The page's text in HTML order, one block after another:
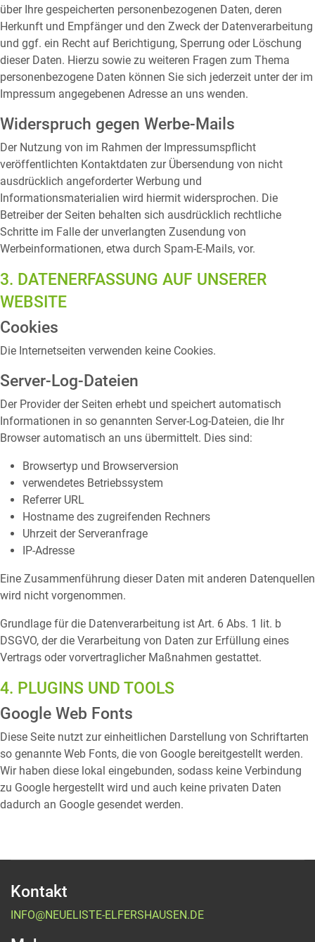
über Ihre gespeicherten personenbezogenen Daten, deren
Herkunft und Empfänger und den Zweck der Datenverarbeitung
und ggf. ein Recht auf Berichtigung, Sperrung oder Löschung
dieser Daten. Hierzu sowie zu weiteren Fragen zum Thema
personenbezogene Daten können Sie sich jederzeit unter der im
Impressum angegebenen Adresse an uns wenden.
Widerspruch gegen Werbe-Mails
Der Nutzung von im Rahmen der Impressumspflicht
veröffentlichten Kontaktdaten zur Übersendung von nicht
ausdrücklich angeforderter Werbung und
Informationsmaterialien wird hiermit widersprochen. Die
Betreiber der Seiten behalten sich ausdrücklich rechtliche
Schritte im Falle der unverlangten Zusendung von
Werbeinformationen, etwa durch Spam-E-Mails, vor.
3. DATENERFASSUNG AUF UNSERER
WEBSITE
Cookies
Die Internetseiten verwenden keine Cookies.
Server-Log-Dateien
Der Provider der Seiten erhebt und speichert automatisch
Informationen in so genannten Server-Log-Dateien, die Ihr
Browser automatisch an uns übermittelt. Dies sind:
Browsertyp und Browserversion
verwendetes Betriebssystem
Referrer URL
Hostname des zugreifenden Rechners
Uhrzeit der Serveranfrage
IP-Adresse
Eine Zusammenführung dieser Daten mit anderen Datenquellen
wird nicht vorgenommen.
Grundlage für die Datenverarbeitung ist Art. 6 Abs. 1 lit. b
DSGVO, der die Verarbeitung von Daten zur Erfüllung eines
Vertrags oder vorvertraglicher Maßnahmen gestattet.
4. PLUGINS UND TOOLS
Google Web Fonts
Diese Seite nutzt zur einheitlichen Darstellung von Schriftarten
so genannte Web Fonts, die von Google bereitgestellt werden.
Wir haben diese lokal eingebunden, sodass keine Verbindung
zu Google hergestellt wird und auch keine privaten Daten
dadurch an Google gesendet werden.
Kontakt
INFO@NEUELISTE-ELFERSHAUSEN.DE